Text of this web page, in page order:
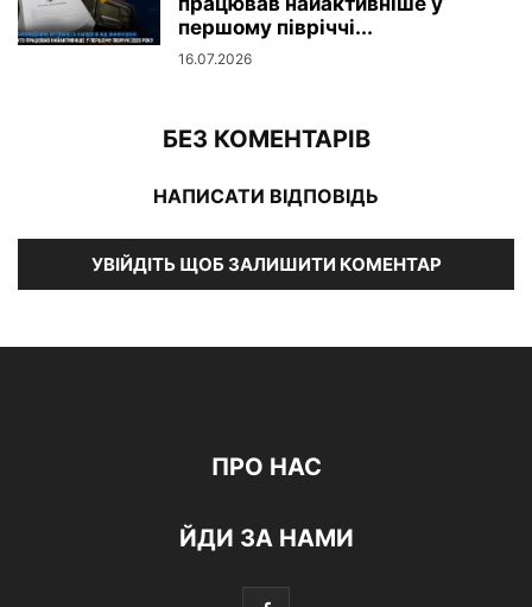
першому півріччі...
16.07.2026
БЕЗ КОМЕНТАРІВ
НАПИСАТИ ВІДПОВІДЬ
УВІЙДІТЬ ЩОБ ЗАЛИШИТИ КОМЕНТАР
ПРО НАС
ЙДИ ЗА НАМИ